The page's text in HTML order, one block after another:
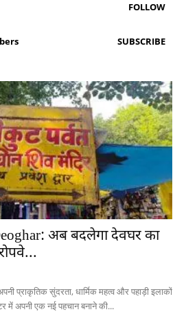
FOLLOW
SUBSCRIBE
अब बदलेगा देवघर का
प्राकृतिक सुंदरता, धार्मिक महत्व और पहाड़ी इलाकों
में अपनी एक नई पहचान बनाने की...